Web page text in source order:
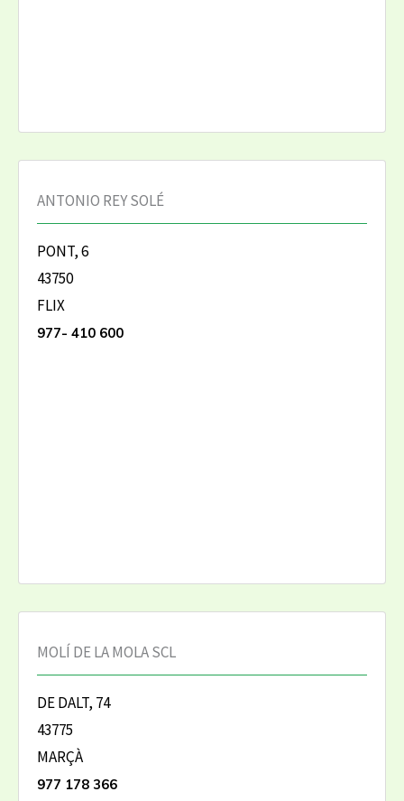
ANTONIO REY SOLÉ
PONT, 6
43750
FLIX
977- 410 600
MOLÍ DE LA MOLA SCL
DE DALT, 74
43775
MARÇÀ
977 178 366